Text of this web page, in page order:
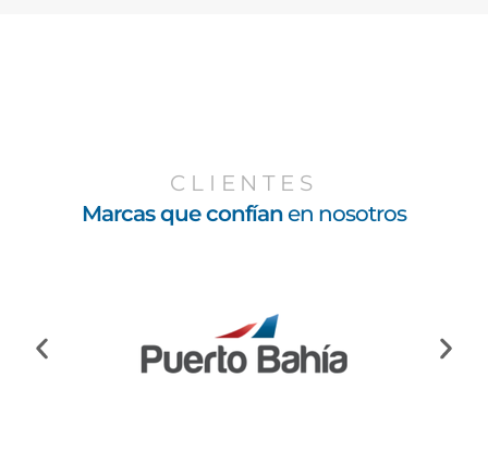
CLIENTES
Marcas que confíanen nosotros